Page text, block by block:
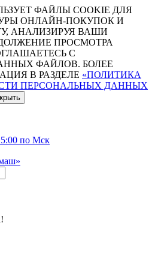
ФАЙЛЫ COOKIE ДЛЯ
ОНЛАЙН-ПОКУПОК И
АНАЛИЗИРУЯ ВАШИ
ПРОСМОТРА
С
ФАЙЛОВ. БОЛЕЕ
В РАЗДЕЛЕ «ПОЛИТИКА
ПЕРСОНАЛЬНЫХ ДАННЫХ
по Мск